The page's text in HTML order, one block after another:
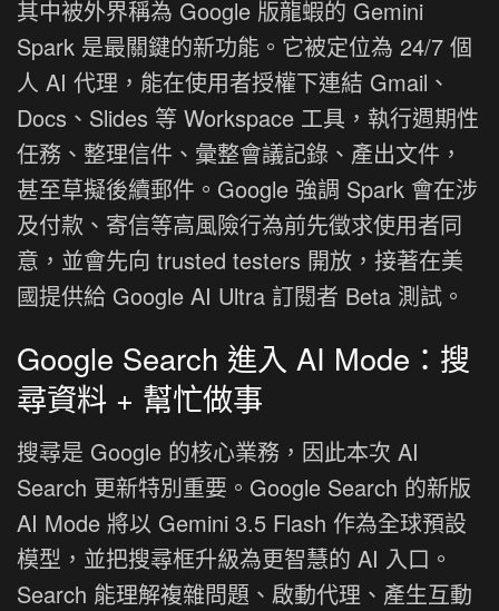
其中被外界稱為 Google 版龍蝦的 Gemini
Spark 是最關鍵的新功能。它被定位為 24/7 個
人 AI 代理，能在使用者授權下連結 Gmail、
Docs、Slides 等 Workspace 工具，執行週期性
任務、整理信件、彙整會議記錄、產出文件，
甚至草擬後續郵件。Google 強調 Spark 會在涉
及付款、寄信等高風險行為前先徵求使用者同
意，並會先向 trusted testers 開放，接著在美
國提供給 Google AI Ultra 訂閱者 Beta 測試。
Google Search 進入 AI Mode：搜
尋資料 + 幫忙做事
搜尋是 Google 的核心業務，因此本次 AI
Search 更新特別重要。Google Search 的新版
AI Mode 將以 Gemini 3.5 Flash 作為全球預設
模型，並把搜尋框升級為更智慧的 AI 入口。
Search 能理解複雜問題、啟動代理、產生互動